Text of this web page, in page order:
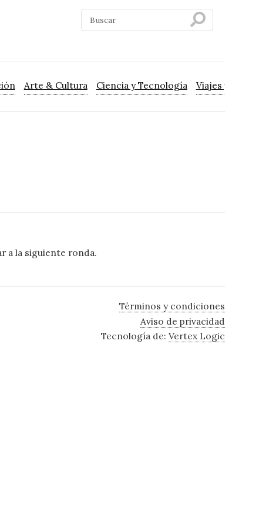
Arte & Cultura Ciencia y Tecnología Viajes y Turismo
a la siguiente ronda.
Términos y condiciones
Aviso de privacidad
Tecnología de:Vertex Logic